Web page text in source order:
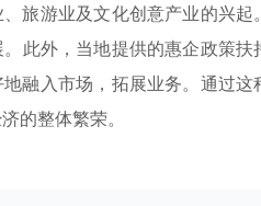
旅游业及文化创意产业的兴
。此外，当地提供的惠企政策
融入市场，拓展业务。通过
的整体繁荣。